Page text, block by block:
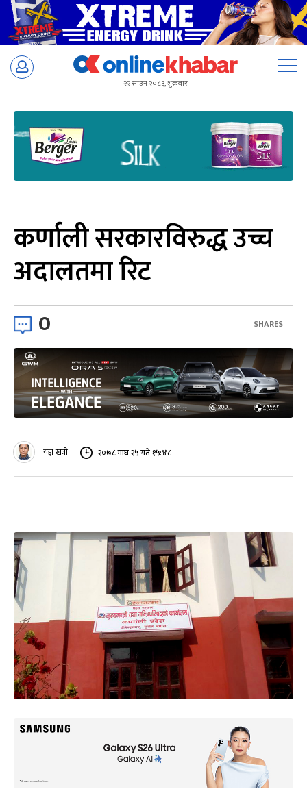
Skip
२२ साउन २०८३, शुक्रबार
कर्णाली सरकारविरुद्ध उच्च
अदालतमा रिट
0 SHARES
यज्ञ खत्री २०७८ माघ २५ गते १५:४८